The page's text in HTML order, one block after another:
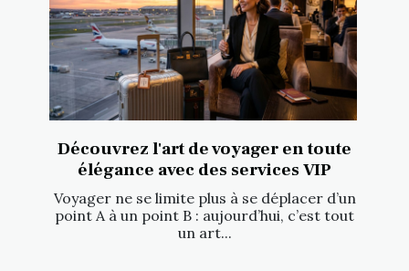
Découvrez l'art de voyager en toute
élégance avec des services VIP
Voyager ne se limite plus à se déplacer d’un
point A à un point B : aujourd’hui, c’est tout
un art...